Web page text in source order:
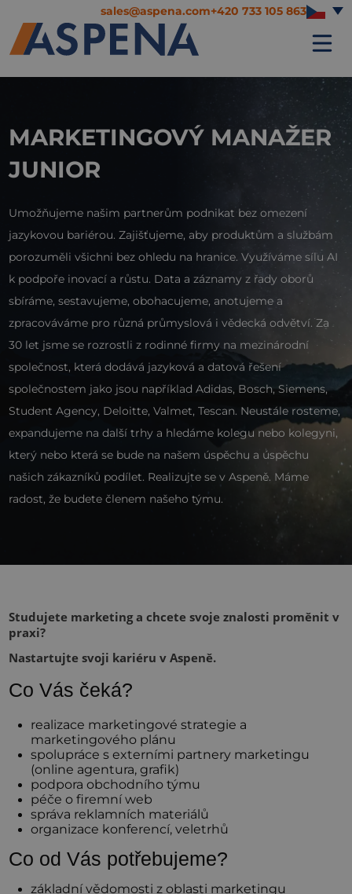
sales@aspena.com+420 733 105 863
MARKETINGOVÝ MANAŽER
JUNIOR
Umožňujeme našim partnerům podnikat bez omezení
jazykovou bariérou. Zajišťujeme, aby produktům a službám
porozuměli všichni bez ohledu na hranice. Využíváme sílu AI
k podpoře inovací a růstu. Data a záznamy z řady oborů
sbíráme, sestavujeme, obohacujeme, anotujeme a
zpracováváme pro různá průmyslová i vědecká odvětví. Za
30 let jsme se rozrostli z rodinné firmy na mezinárodní
společnost, která dodává jazyková a datová řešení
společnostem jako jsou například Adidas, Bosch, Siemens,
Student Agency, Deloitte, Valmet, Tescan. Neustále rosteme,
expandujeme na další trhy a hledáme kolegu nebo kolegyni,
který nebo která se bude na našem úspěchu a úspěchu
našich zákazníků podílet. Realizujte se v Aspeně. Máme
radost, že budete členem našeho týmu.
Studujete marketing a chcete svoje znalosti proměnit v
praxi?
Nastartujte svoji kariéru v Aspeně.
Co Vás čeká?
realizace marketingové strategie a
marketingového plánu
spolupráce s externími partnery marketingu
(online agentura, grafik)
podpora obchodního týmu
péče o firemní web
správa reklamních materiálů
organizace konferencí, veletrhů
Co od Vás potřebujeme?
základní vědomosti z oblasti marketingu